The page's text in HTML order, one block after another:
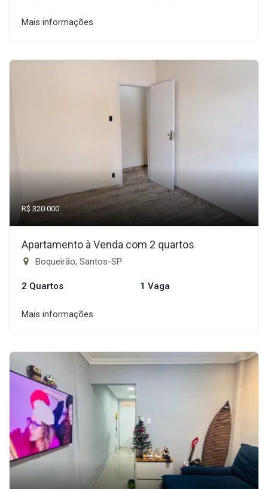
Mais informações
R$ 320.000
Apartamento à Venda com 2 quartos
Boqueirão, Santos-SP
2 Quartos 1 Vaga
Mais informações